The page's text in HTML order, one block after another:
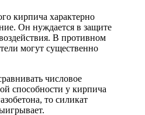
кирпича характерно
Он нуждается в защите
В противном
могут существенно
числовое
способности у кирпича
то силикат